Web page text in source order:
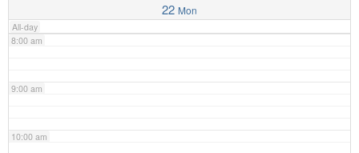
22 Mon
All-day
8:00 am
9:00 am
10:00 am